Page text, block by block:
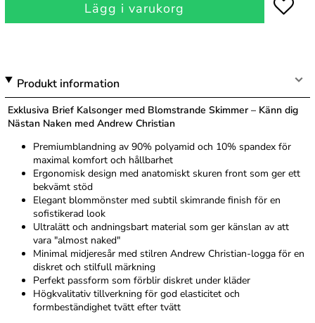
Lägg i varukorg
Produkt information
Exklusiva Brief Kalsonger med Blomstrande Skimmer – Känn dig
Nästan Naken med Andrew Christian
Premiumblandning av 90% polyamid och 10% spandex för
maximal komfort och hållbarhet
Ergonomisk design med anatomiskt skuren front som ger ett
bekvämt stöd
Elegant blommönster med subtil skimrande finish för en
sofistikerad look
Ultralätt och andningsbart material som ger känslan av att
vara "almost naked"
Minimal midjeresår med stilren Andrew Christian-logga för en
diskret och stilfull märkning
Perfekt passform som förblir diskret under kläder
Högkvalitativ tillverkning för god elasticitet och
formbeständighet tvätt efter tvätt